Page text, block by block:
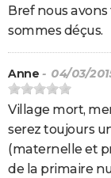
Bref nous avons
sommes déçus.
Anne - 04/03/
Village mort,
serez toujours
(maternelle et
de la primaire